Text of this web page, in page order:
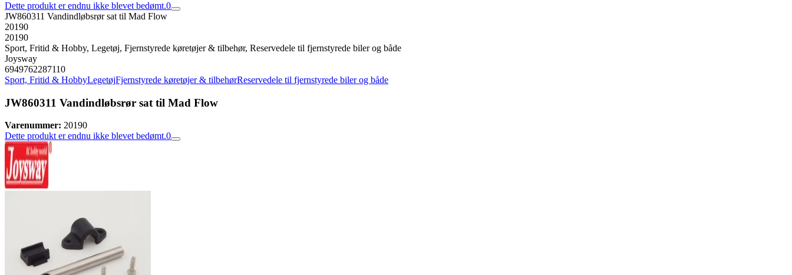
Dette produkt er endnu ikke blevet bedømt.0
JW860311 Vandindløbsrør sat til Mad Flow
20190
20190
Sport, Fritid & Hobby, Legetøj, Fjernstyrede køretøjer & tilbehør, Reservedele til fjernstyrede biler og både
Joysway
6949762287110
Sport, Fritid & HobbyLegetøjFjernstyrede køretøjer & tilbehørReservedele til fjernstyrede biler og både
JW860311 Vandindløbsrør sat til Mad Flow
Varenummer: 20190
Dette produkt er endnu ikke blevet bedømt.0